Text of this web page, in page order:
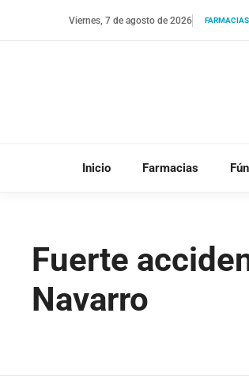
Viernes, 7 de agosto de 2026
Inicio Farmacias
Fuerte
Navarro